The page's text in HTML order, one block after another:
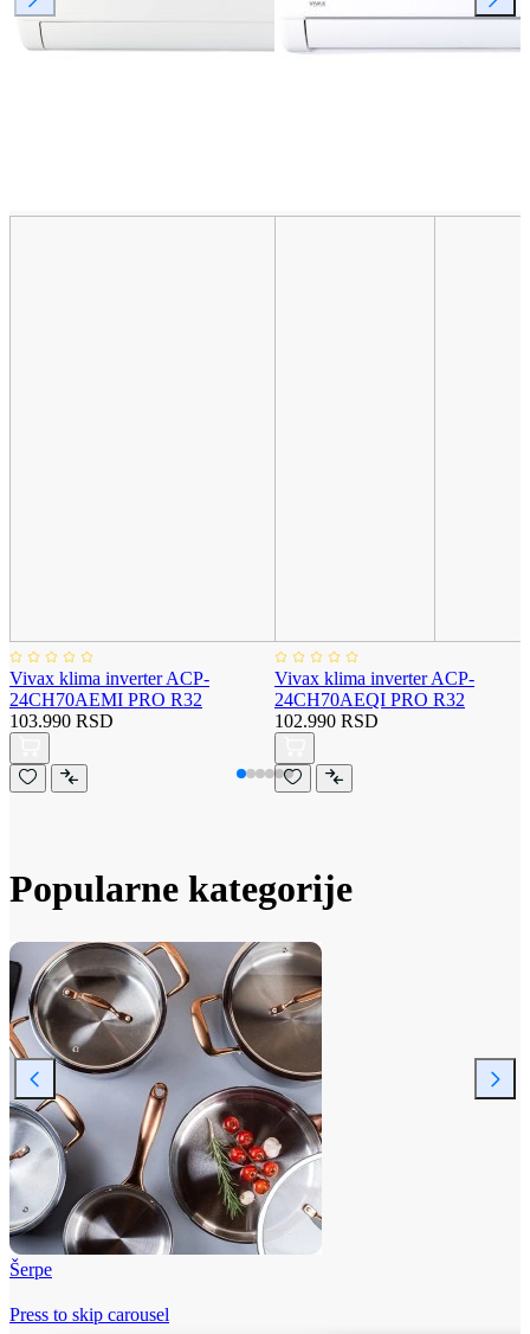
Vivax klima inverter ACP-
24CH70AEMI PRO R32
103.990 RSD
Vivax klima inverter ACP-
24CH70AEQI PRO R32
102.990 RSD
Popularne kategorije
Šerpe
Press to skip carousel